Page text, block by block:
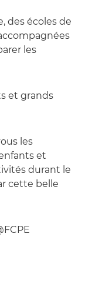
des écoles de
les
et grands
les
et
durant le
cette belle